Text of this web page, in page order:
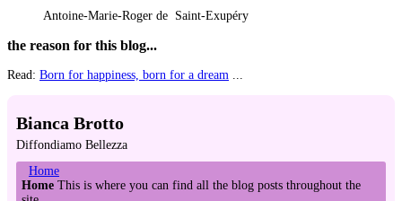
Antoine-Marie-Roger de Saint-Exupéry
the reason for this blog...
Read: Born for happiness, born for a dream ...
Bianca Brotto
Diffondiamo Bellezza
Home
Home This is where you can find all the blog posts throughout the